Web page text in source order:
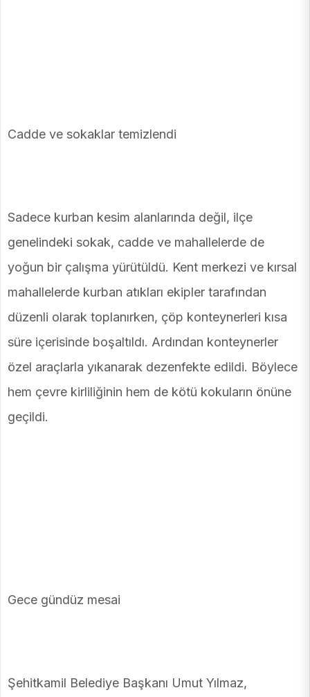
Cadde ve sokaklar temizlendi
Sadece kurban kesim alanlarında değil, ilçe
genelindeki sokak, cadde ve mahallelerde de
yoğun bir çalışma yürütüldü. Kent merkezi ve kırsal
mahallelerde kurban atıkları ekipler tarafından
düzenli olarak toplanırken, çöp konteynerleri kısa
süre içerisinde boşaltıldı. Ardından konteynerler
özel araçlarla yıkanarak dezenfekte edildi. Böylece
hem çevre kirliliğinin hem de kötü kokuların önüne
geçildi.
Gece gündüz mesai
Şehitkamil Belediye Başkanı Umut Yılmaz,